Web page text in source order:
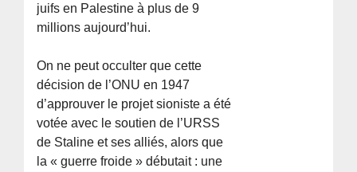
juifs en Palestine à plus de 9
millions aujourd’hui.
On ne peut occulter que cette
décision de l’ONU en 1947
d’approuver le projet sioniste a été
votée avec le soutien de l’URSS
de Staline et ses alliés, alors que
la « guerre froide » débutait : une